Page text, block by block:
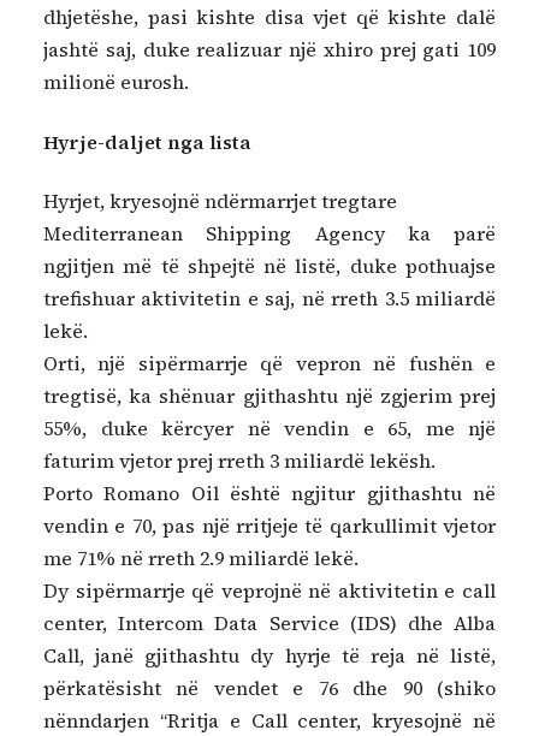
dhjetëshe, pasi kishte disa vjet që kishte dalë
jashtë saj, duke realizuar një xhiro prej gati 109
milionë eurosh.
Hyrje-daljet nga lista
Hyrjet, kryesojnë ndërmarrjet tregtare
Mediterranean Shipping Agency ka parë
ngjitjen më të shpejtë në listë, duke pothuajse
trefishuar aktivitetin e saj, në rreth 3.5 miliardë
lekë.
Orti, një sipërmarrje që vepron në fushën e
tregtisë, ka shënuar gjithashtu një zgjerim prej
55%, duke kërcyer në vendin e 65, me një
faturim vjetor prej rreth 3 miliardë lekësh.
Porto Romano Oil është ngjitur gjithashtu në
vendin e 70, pas një rritjeje të qarkullimit vjetor
me 71% në rreth 2.9 miliardë lekë.
Dy sipërmarrje që veprojnë në aktivitetin e call
center, Intercom Data Service (IDS) dhe Alba
Call, janë gjithashtu dy hyrje të reja në listë,
përkatësisht në vendet e 76 dhe 90 (shiko
nënndarjen “Rritja e Call center, kryesojnë në